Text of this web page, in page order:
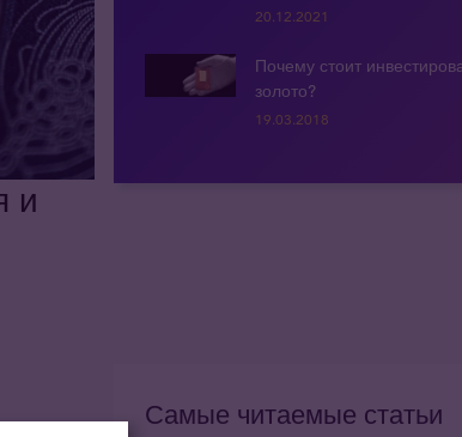
и
20.12.2021
Почему стоит
золото?
19.03.2018
Самые читаемые статьи